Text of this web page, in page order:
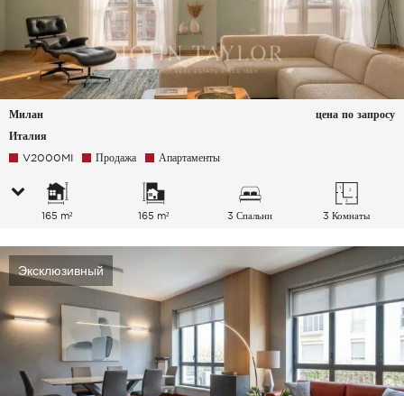
Милан
Италия
цена по запросу
V2000MI Продажа Апартаменты
165 m² 165 m² 3 Спальни 3 Комнаты
Эксклюзивный